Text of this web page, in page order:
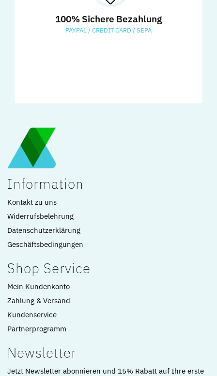
100% Sichere Bezahlung
PAYPAL / CREDIT CARD / SEPA
Information
Kontakt zu uns
Widerrufsbelehrung
Datenschutzerklärung
Geschäftsbedingungen
Shop Service
Mein Kundenkonto
Zahlung & Versand
Kundenservice
Partnerprogramm
Newsletter
Jetzt Newsletter abonnieren und 15% Rabatt auf Ihre erste